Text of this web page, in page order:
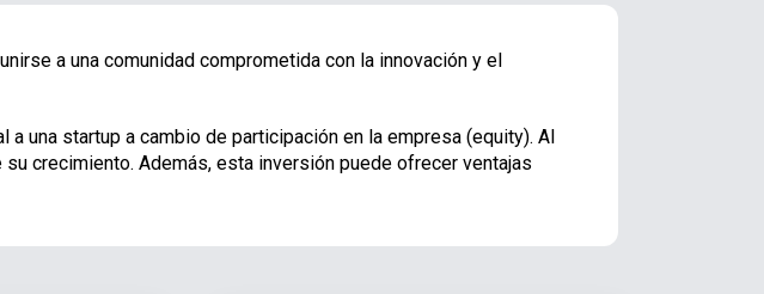
a una comunidad comprometida con la innovación y el
una startup a cambio de participación en la empresa (equity). Al
crecimiento. Además, esta inversión puede ofrecer ventajas